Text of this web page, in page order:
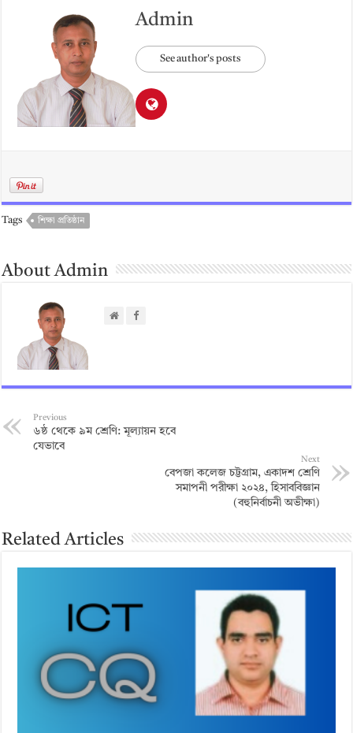
Admin
See author's posts
Tags শিক্ষা প্রতিষ্ঠান
About Admin
Previous
৬ষ্ঠ থেকে ৯ম শ্রেণি: মূল্যায়ন হবে
যেভাবে
Next
বেপজা কলেজ চট্টগ্রাম, একাদশ শ্রেণি
সমাপনী পরীক্ষা ২০২৪, হিসাববিজ্ঞান
(বহুনির্বাচনী অভীক্ষা)
Related Articles